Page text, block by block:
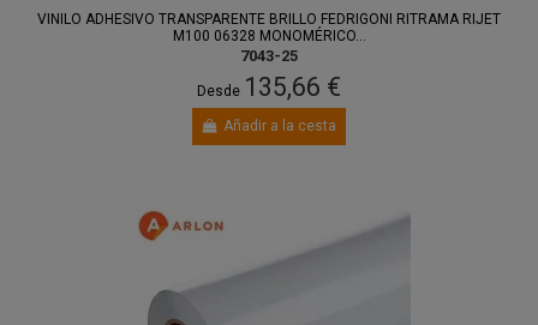
VINILO ADHESIVO TRANSPARENTE BRILLO FEDRIGONI RITRAMA RIJET
M100 06328 MONOMÉRICO...
7043-25
Desde 135,66 €
Añadir a la cesta